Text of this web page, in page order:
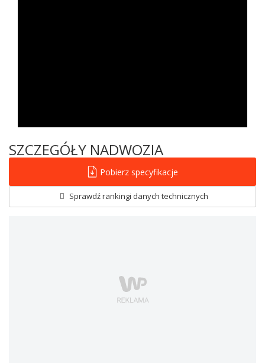
SZCZEGÓŁY NADWOZIA
Pobierz specyfikacje
Sprawdź rankingi danych technicznych